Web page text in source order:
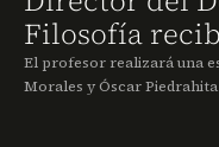
Filosofía
El profesor realizará una
Morales y Óscar